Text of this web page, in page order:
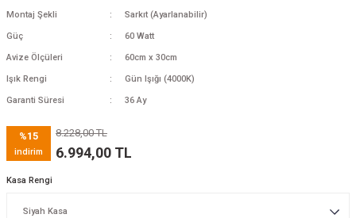
Montaj Şekli Sarkıt (Ayarlanabilir)
Güç 60 Watt
Avize Ölçüleri 60cm x 30cm
Işık Rengi Gün Işığı (4000K)
Garanti Süresi 36 Ay
%15
indirim
8.228,00 TL
6.994,00 TL
Kasa Rengi